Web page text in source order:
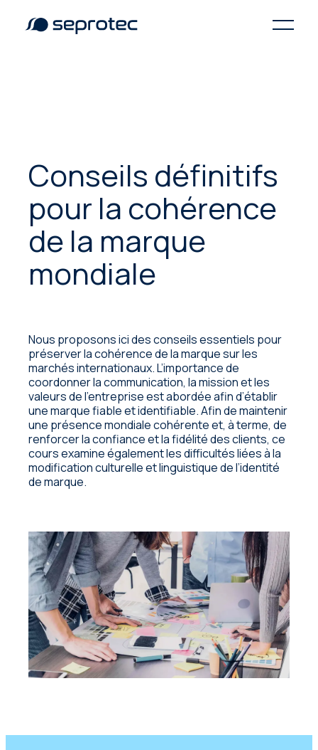
Conseils définitifs
pour la cohérence
de la marque
mondiale
Nous proposons ici des conseils essentiels pour
préserver la cohérence de la marque sur les
marchés internationaux. L’importance de
coordonner la communication, la mission et les
valeurs de l’entreprise est abordée afin d’établir
une marque fiable et identifiable. Afin de maintenir
une présence mondiale cohérente et, à terme, de
renforcer la confiance et la fidélité des clients, ce
cours examine également les difficultés liées à la
modification culturelle et linguistique de l’identité
de marque.